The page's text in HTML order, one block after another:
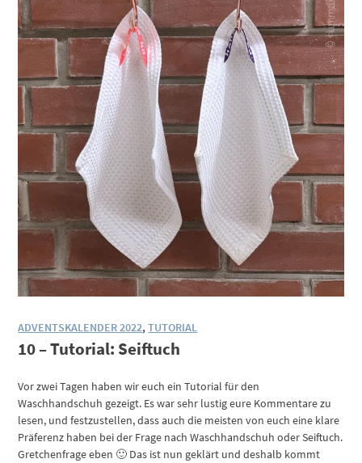
ADVENTSKALENDER 2022,TUTORIAL
10 – Tutorial: Seiftuch
Vor zwei Tagen haben wir euch ein Tutorial für den
Waschhandschuh gezeigt. Es war sehr lustig eure Kommentare zu
lesen, und festzustellen, dass auch die meisten von euch eine klare
Präferenz haben bei der Frage nach Waschhandschuh oder Seiftuch.
Gretchenfrage eben 🙂 Das ist nun geklärt und deshalb kommt